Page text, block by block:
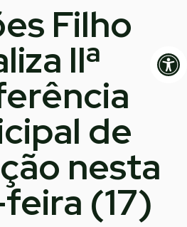
Filho
IIª
de
nesta
(17)